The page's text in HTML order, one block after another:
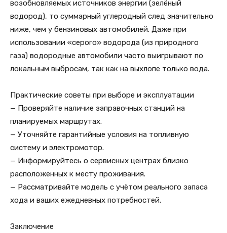
возобновляемых источников энергии (зелёный
водород), то суммарный углеродный след значительно
ниже, чем у бензиновых автомобилей. Даже при
использовании «серого» водорода (из природного
газа) водородные автомобили часто выигрывают по
локальным выбросам, так как на выхлопе только вода.
Практические советы при выборе и эксплуатации
— Проверяйте наличие заправочных станций на
планируемых маршрутах.
— Уточняйте гарантийные условия на топливную
систему и электромотор.
— Информируйтесь о сервисных центрах близко
расположенных к месту проживания.
— Рассматривайте модель с учётом реального запаса
хода и ваших ежедневных потребностей.
Заключение